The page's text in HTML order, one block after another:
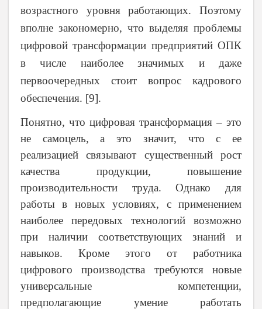
возрастного уровня работающих. Поэтому
вполне закономерно, что выделяя проблемы
цифровой трансформации предприятий ОПК
в числе наиболее значимых и даже
первоочередных стоит вопрос кадрового
обеспечения. [9].
Понятно, что цифровая трансформация – это
не самоцель, а это значит, что с ее
реализацией связывают существенный рост
качества продукции, повышение
производительности труда. Однако для
работы в новых условиях, с применением
наиболее передовых технологий возможно
при наличии соответствующих знаний и
навыков. Кроме этого от работника
цифрового производства требуются новые
универсальные компетенции,
предполагающие умение работать